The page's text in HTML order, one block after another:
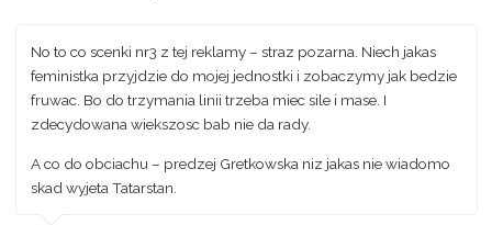
No to co scenki nr3 z tej reklamy – straz pozarna. Niech jakas
feministka przyjdzie do mojej jednostki i zobaczymy jak bedzie
fruwac. Bo do trzymania linii trzeba miec sile i mase. I
zdecydowana wiekszosc bab nie da rady.
A co do obciachu – predzej Gretkowska niz jakas nie wiadomo
skad wyjeta Tatarstan.